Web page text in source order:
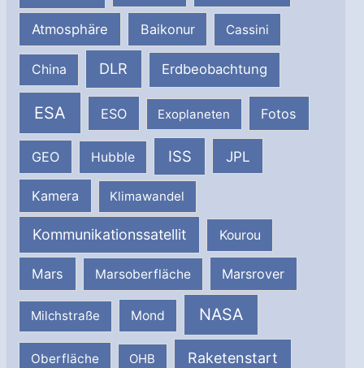
Atmosphäre Baikonur Cassini
China DLR Erdbeobachtung
ESA ESO Exoplaneten Fotos
GEO Hubble ISS JPL
Kamera Klimawandel
Kommunikationssatellit Kourou
Mars Marsoberfläche Marsrover
Milchstraße Mond NASA
Oberfläche OHB Raketenstart